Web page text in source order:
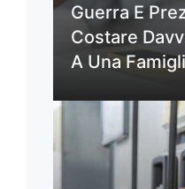
Guerra E
Costare
A Una